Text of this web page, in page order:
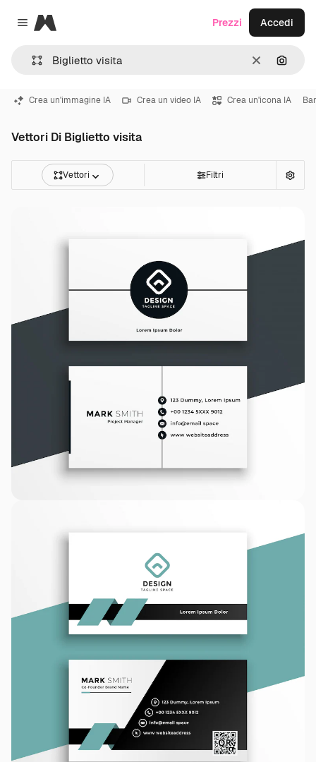
Close menu
Magnific
CancellaCerca
Prezzi Accedi
Crea un'immagine IA Crea un video IA Crea un'icona IA
Vettori Di Biglietto visita
Vettori Filtri